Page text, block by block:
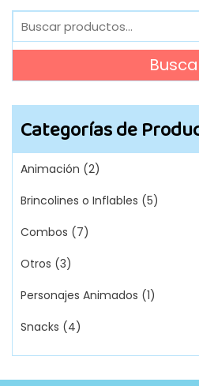
Buscar
por:
Categorías de
Animación (2)
Brincolines o Inflables (5)
Combos (7)
Otros (3)
Personajes Animados (1)
Snacks (4)